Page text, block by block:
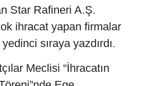
Star Rafineri A.Ş.
ihracat yapan firmalar
sıraya yazdırdı.
Meclisi “İhracatın